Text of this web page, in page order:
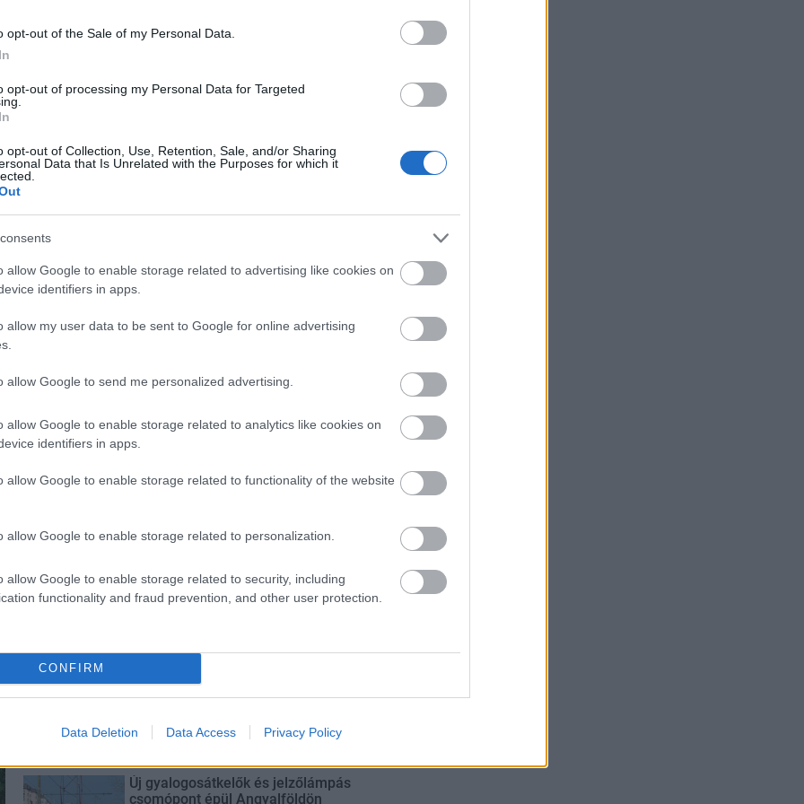
opt-out of the Sale of my Personal Data.
opt-out of processing my Personal Data for Targeted
opt-out of Collection, Use, Retention, Sale, and/or Sharing
Data that Is Unrelated with the Purposes for which it
allow Google to enable storage related to advertising like cookies on
identifiers in apps.
allow my user data to be sent to Google for online advertising
allow Google to send me personalized advertising.
allow Google to enable storage related to analytics like cookies on
identifiers in apps.
allow Google to enable storage related to functionality of the website
allow Google to enable storage related to personalization.
allow Google to enable storage related to security, including
functionality and fraud prevention, and other user protection.
CONFIRM
Data Deletion Data Access Privacy Policy
óvatossággal kell megközelíteni az átjárót.
amíg ismét nem vált fehérre a jelző - fűzte hozzá.
vasúti átjáróban bekövetkezett balesetből
tizenhat pedig anyagi kárral végződött.
baleset 2015-ben történt, az 57-ből 12 volt halálos.
21 volt halálos.
Balaton
a
szombattól másodfokúra
M1 bővítés: már zajlik a teljesen új
Bicske Kelet csomópont építése
Új gyalogosátkelők és jelzőlámpás
csomópont épül Angyalföldön